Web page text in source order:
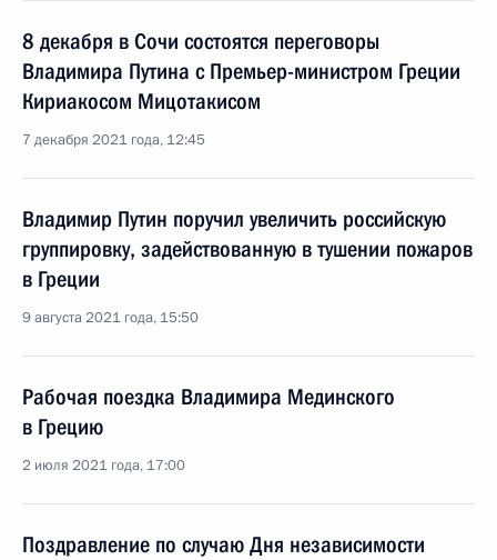
8 декабря в Сочи состоятся переговоры
Владимира Путина с Премьер-министром Греции
Кириакосом Мицотакисом
7 декабря 2021 года, 12:45
Владимир Путин поручил увеличить российскую
группировку, задействованную в тушении пожаров
в Греции
9 августа 2021 года, 15:50
Рабочая поездка Владимира Мединского
в Грецию
2 июля 2021 года, 17:00
Поздравление по случаю Дня независимости